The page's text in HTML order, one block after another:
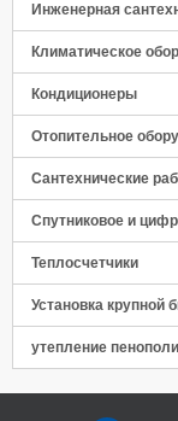
Инженерная
Климатическое
Кондиционеры
Отопительное
Сантехнические
Спутниковое и
Теплосчетчики
Установка крупной
утепление